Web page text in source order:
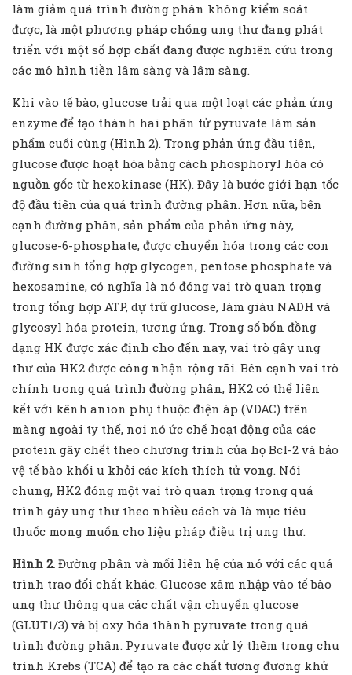
làm giảm quá trình đường phân không kiểm soát
được, là một phương pháp chống ung thư đang phát
triển với một số hợp chất đang được nghiên cứu trong
các mô hình tiền lâm sàng và lâm sàng.
Khi vào tế bào, glucose trải qua một loạt các phản ứng
enzyme để tạo thành hai phân tử pyruvate làm sản
phẩm cuối cùng (Hình 2). Trong phản ứng đầu tiên,
glucose được hoạt hóa bằng cách phosphoryl hóa có
nguồn gốc từ hexokinase (HK). Đây là bước giới hạn tốc
độ đầu tiên của quá trình đường phân. Hơn nữa, bên
cạnh đường phân, sản phẩm của phản ứng này,
glucose-6-phosphate, được chuyển hóa trong các con
đường sinh tổng hợp glycogen, pentose phosphate và
hexosamine, có nghĩa là nó đóng vai trò quan trọng
trong tổng hợp ATP, dự trữ glucose, làm giàu NADH và
glycosyl hóa protein, tương ứng. Trong số bốn đồng
dạng HK được xác định cho đến nay, vai trò gây ung
thư của HK2 được công nhận rộng rãi. Bên cạnh vai trò
chính trong quá trình đường phân, HK2 có thể liên
kết với kênh anion phụ thuộc điện áp (VDAC) trên
màng ngoài ty thể, nơi nó ức chế hoạt động của các
protein gây chết theo chương trình của họ Bcl-2 và bảo
vệ tế bào khối u khỏi các kích thích tử vong. Nói
chung, HK2 đóng một vai trò quan trọng trong quá
trình gây ung thư theo nhiều cách và là mục tiêu
thuốc mong muốn cho liệu pháp điều trị ung thư.
Hình 2. Đường phân và mối liên hệ của nó với các quá
trình trao đổi chất khác. Glucose xâm nhập vào tế bào
ung thư thông qua các chất vận chuyển glucose
(GLUT1/3) và bị oxy hóa thành pyruvate trong quá
trình đường phân. Pyruvate được xử lý thêm trong chu
trình Krebs (TCA) để tạo ra các chất tương đương khử